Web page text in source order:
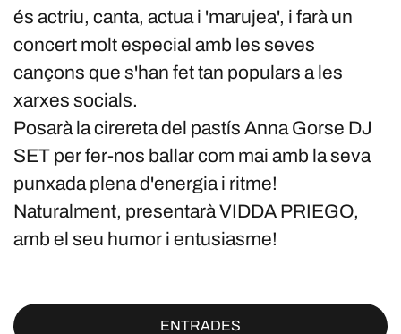
és actriu, canta, actua i 'marujea', i farà un
concert molt especial amb les seves
cançons que s'han fet tan populars a les
xarxes socials.
Posarà la cirereta del pastís Anna Gorse DJ
SET per fer-nos ballar com mai amb la seva
punxada plena d'energia i ritme!
Naturalment, presentarà VIDDA PRIEGO,
amb el seu humor i entusiasme!
ENTRADES